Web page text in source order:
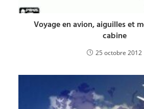
Voyage en avion, aiguilles et
cabine
25 octobre 2012